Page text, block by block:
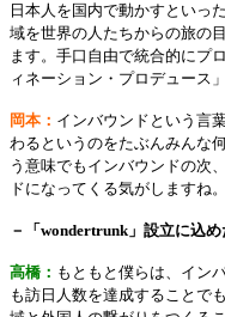
日本人を国内で動かすといっ
域を世界の人たちからの旅の
ます。手口自由で統合的にプ
ィネーション・プロデュース
岡本： インバウンドという言
わるというのをたぶんみんな
う意味でもインバウンドの次
ドになってくる気がしますね。
－「wondertrunk」設立に込め
高橋： もともと僕らは、イン
も訪日人数を達成することで